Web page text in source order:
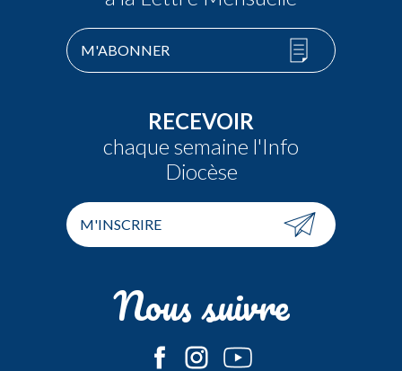
M'ABONNER
RECEVOIR
chaque semaine l'Info
Diocèse
M'INSCRIRE
Nous suivre